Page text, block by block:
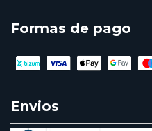
Formas de pago
Envios